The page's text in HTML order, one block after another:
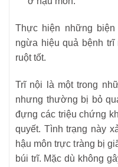
Thực hiện những
ngừa hiệu quả bệnh
ruột tốt.
Trĩ nội là một trong
nhưng thường bị bỏ
đựng các triệu chứng
quyết. Tình trạng này
hậu môn trực tràng bị
búi trĩ. Mặc dù không